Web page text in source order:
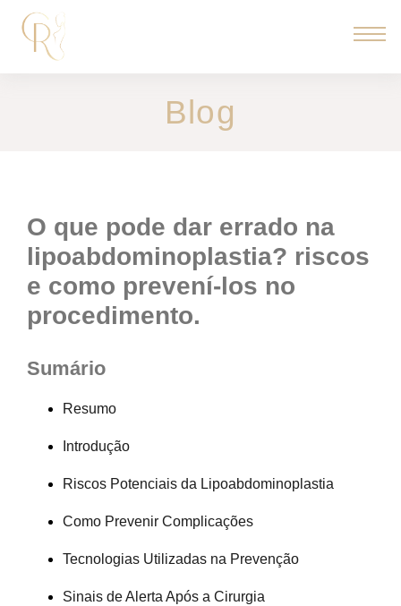
Blog
o que pode dar errado na
lipoabdominoplastia? riscos
e como prevení-los no
procedimento.
Sumário
Resumo
Introdução
Riscos Potenciais da Lipoabdominoplastia
Como Prevenir Complicações
Tecnologias Utilizadas na Prevenção
Sinais de Alerta Após a Cirurgia